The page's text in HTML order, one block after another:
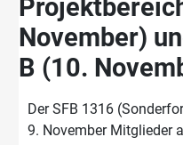
November)
B (10.
Der SFB 1316
9. November Mitglieder